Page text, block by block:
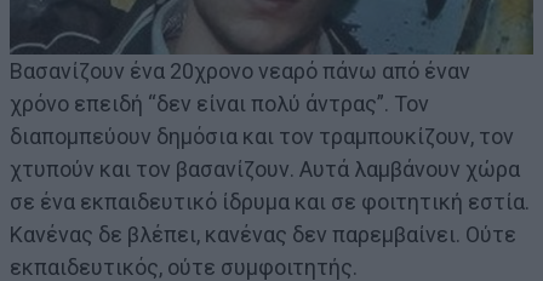
Βασανίζουν ένα 20χρονο νεαρό πάνω από έναν
χρόνο επειδή “δεν είναι πολύ άντρας”. Τον
διαπομπεύουν δημόσια και τον τραμπουκίζουν, τον
χτυπούν και τον βασανίζουν. Αυτά λαμβάνουν χώρα
σε ένα εκπαιδευτικό ίδρυμα και σε φοιτητική εστία.
Κανένας δε βλέπει, κανένας δεν παρεμβαίνει. Ούτε
εκπαιδευτικός, ούτε συμφοιτητής.